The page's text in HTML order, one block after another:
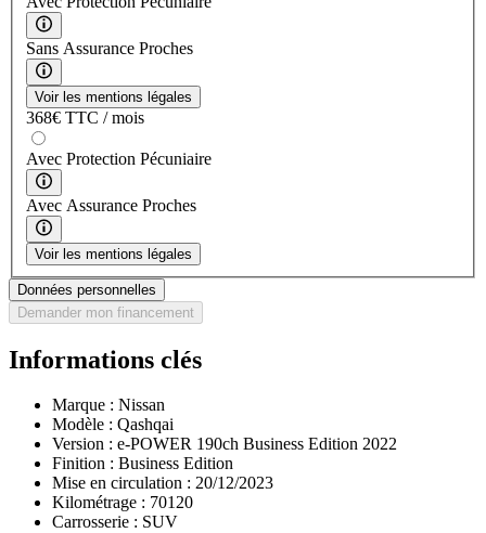
Sans Assurance Proches
Voir les mentions légales
368€ TTC / mois
Avec Protection Pécuniaire
Avec Assurance Proches
Voir les mentions légales
Données personnelles
Demander mon financement
Informations clés
Marque : Nissan
Modèle : Qashqai
Version : e-POWER 190ch Business Edition 2022
Finition : Business Edition
Mise en circulation : 20/12/2023
Kilométrage : 70120
Carrosserie : SUV